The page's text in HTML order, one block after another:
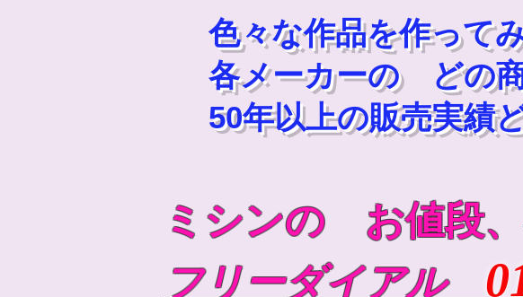
色々な作品を作って
各メーカーの どの
50年以上の販売実績
ミシンの お値段
フリーダイアル